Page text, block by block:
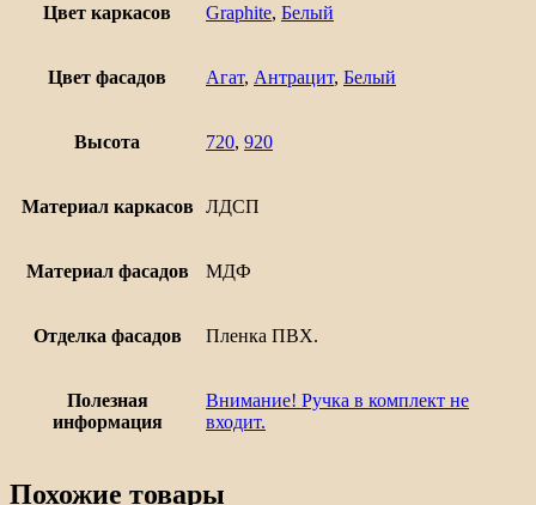
600
Цвет каркасов Graphite, Белый
Цвет фасадов Агат, Антрацит, Белый
Высота 720, 920
Материал каркасов ЛДСП
Материал фасадов МДФ
Отделка фасадов Пленка ПВХ.
Полезная
информация
Внимание! Ручка в комплект не
входит.
Похожие товары